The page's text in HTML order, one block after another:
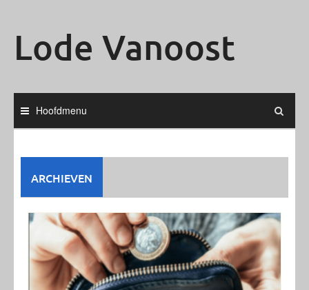
Lode Vanoost
Hoofdmenu
ARCHIEVEN